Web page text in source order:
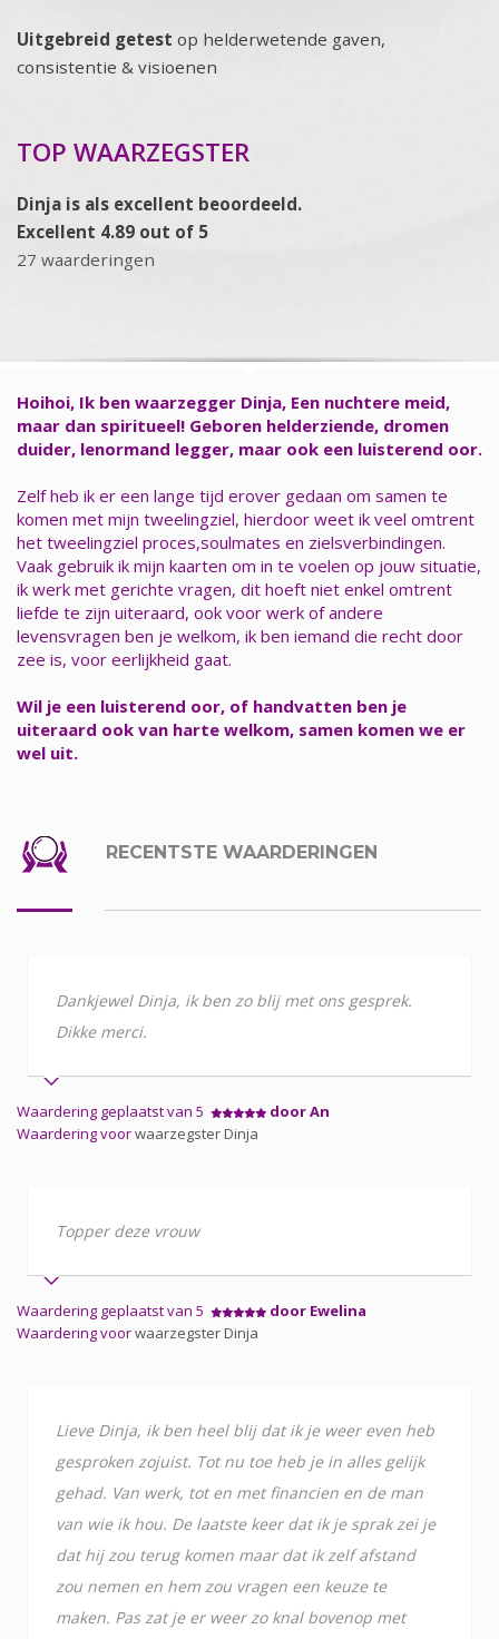
Uitgebreid getest op helderwetende gaven,
consistentie & visioenen
TOP WAARZEGSTER
Dinja is als excellent beoordeeld.
Excellent 4.89 out of 5
27 waarderingen
Hoihoi, Ik ben waarzegger Dinja, Een nuchtere meid,
maar dan spiritueel! Geboren helderziende, dromen
duider, lenormand legger, maar ook een luisterend oor.
Zelf heb ik er een lange tijd erover gedaan om samen te
komen met mijn tweelingziel, hierdoor weet ik veel omtrent
het tweelingziel proces,soulmates en zielsverbindingen.
Vaak gebruik ik mijn kaarten om in te voelen op jouw situatie,
ik werk met gerichte vragen, dit hoeft niet enkel omtrent
liefde te zijn uiteraard, ook voor werk of andere
levensvragen ben je welkom, ik ben iemand die recht door
zee is, voor eerlijkheid gaat.
Wil je een luisterend oor, of handvatten ben je
uiteraard ook van harte welkom, samen komen we er
wel uit.
RECENTSTE WAARDERINGEN
Dankjewel Dinja, ik ben zo blij met ons gesprek.
Dikke merci.
Waardering geplaatst van 5
door An
Waardering voorwaarzegster Dinja
Topper deze vrouw
Waardering geplaatst van 5
door Ewelina
Waardering voorwaarzegster Dinja
Lieve Dinja, ik ben heel blij dat ik je weer even heb
gesproken zojuist. Tot nu toe heb je in alles gelijk
gehad. Van werk, tot en met financien en de man
van wie ik hou. De laatste keer dat ik je sprak zei je
dat hij zou terug komen maar dat ik zelf afstand
zou nemen en hem zou vragen een keuze te
maken. Pas zat je er weer zo knal bovenop met